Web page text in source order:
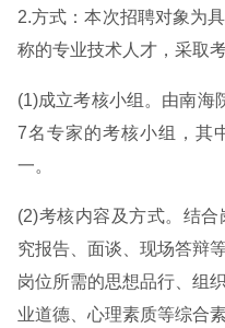
2.方式：本次招聘对象为
称的专业技术人才，采取
(1)成立考核小组。由南海
7名专家的考核小组，其
一。
(2)考核内容及方式。结
究报告、面谈、现场答辩
岗位所需的思想品行、组
业道德、心理素质等综合素